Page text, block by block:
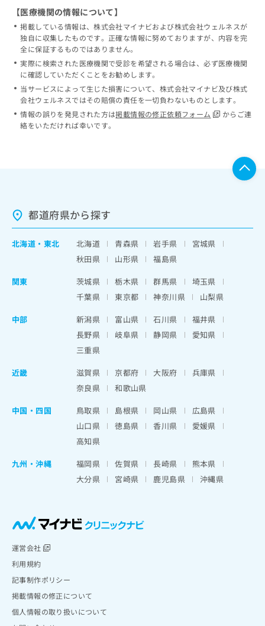
【医療機関の情報について】
掲載している情報は、株式会社マイナビおよび株式会社ウェルネスが
独自に収集したものです。正確な情報に努めておりますが、内容を完
全に保証するものではありません。
実際に検索された医療機関で受診を希望される場合は、必ず医療機関
に確認していただくことをお勧めします。
当サービスによって生じた損害について、株式会社マイナビ及び株式
会社ウェルネスではその賠償の責任を一切負わないものとします。
情報の誤りを発見された方は掲載情報の修正依頼フォーム
からご連
絡をいただければ幸いです。
都道府県から探す
北海道 ・ 東北 北海道 青森県 岩手県
宮城県
秋田県
山形県
福島県
関東
茨城県 栃木県 群馬県
埼玉県
千葉県
東京都 神奈川県
山梨県
中部
新潟県 富山県 石川県
福井県
長野県
岐阜県 静岡県
愛知県
三重県
近畿
滋賀県 京都府 大阪府
兵庫県
奈良県
和歌山県
中国・四国
鳥取県 島根県 岡山県
広島県
山口県
徳島県 香川県
愛媛県
高知県
九州・沖縄
福岡県 佐賀県 長崎県
熊本県
大分県
宮崎県 鹿児島県 沖縄県
運営会社
利用規約
記事制作ポリシー
掲載情報の修正について
個人情報の取り扱いについて